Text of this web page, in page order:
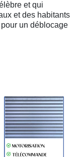
et qui
et des habitants
un déblocage